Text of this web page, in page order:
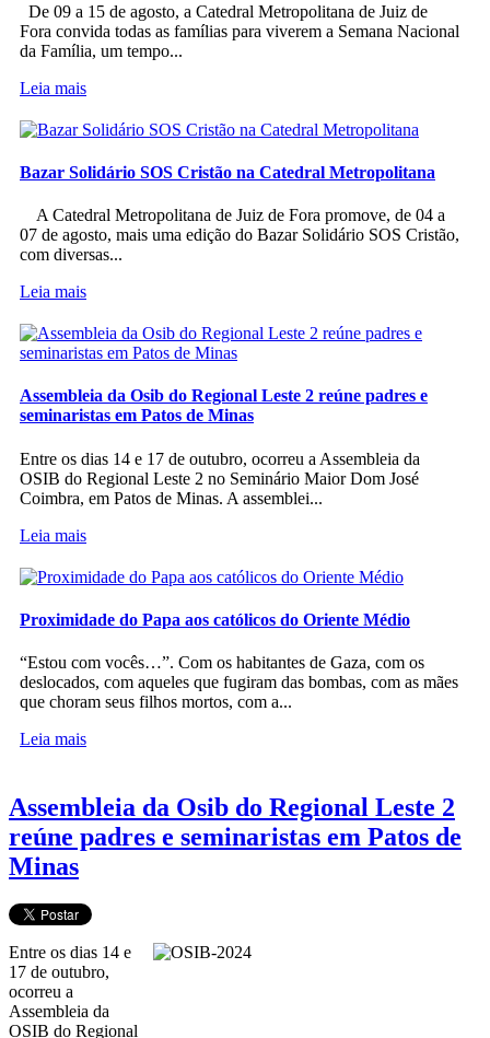
De 09 a 15 de agosto, a Catedral Metropolitana de Juiz de
Fora convida todas as famílias para viverem a Semana Nacional
da Família, um tempo...
Leia mais
Bazar Solidário SOS Cristão na Catedral Metropolitana
A Catedral Metropolitana de Juiz de Fora promove, de 04 a
07 de agosto, mais uma edição do Bazar Solidário SOS Cristão,
com diversas...
Leia mais
Assembleia da Osib do Regional Leste 2 reúne padres e
seminaristas em Patos de Minas
Entre os dias 14 e 17 de outubro, ocorreu a Assembleia da
OSIB do Regional Leste 2 no Seminário Maior Dom José
Coimbra, em Patos de Minas. A assemblei...
Leia mais
Proximidade do Papa aos católicos do Oriente Médio
“Estou com vocês…”. Com os habitantes de Gaza, com os
deslocados, com aqueles que fugiram das bombas, com as mães
que choram seus filhos mortos, com a...
Leia mais
Assembleia da Osib do Regional Leste 2
reúne padres e seminaristas em Patos de
Minas
Entre os dias 14 e
17 de outubro,
ocorreu a
Assembleia da
OSIB do Regional